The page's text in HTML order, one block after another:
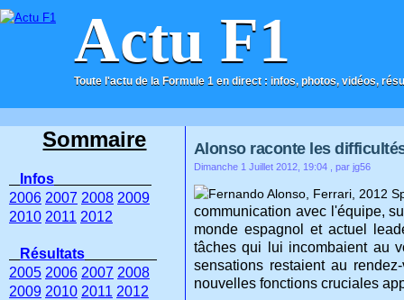
Actu F1
Toute l'actu de la Formule 1 en direct : infos, photos, vidéos,
ACCUEIL CONTACT
Alonso raconte les
Dimanche 1 Juillet 2012, 19:04 , par jg56
communication avec l'équipe,
monde espagnol et actuel
tâches qui lui incombaient au
sensations restaient au
nouvelles fonctions cruciales
Sommaire
Infos
2006 2007 2008 2009
2010 2011 2012
Résultats
2005 2006 2007 2008
2009 2010 2011 2012